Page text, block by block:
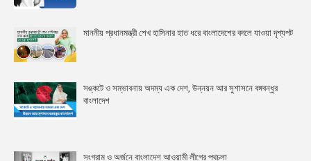
মাননীয় প্রধানমন্ত্রী শেখ হাসিনার হাত ধরে বাংলাদেশের বদলে যাওয়া দৃশ্যপট
সঙ্কটে ও সম্ভাবনায় অদম্য এক দেশ, উন্নয়ন আর সুশাসনে বঙ্গবন্ধুর
বাংলাদেশ
সংগ্রাম ও অর্জনে বাংলাদেশ আওয়ামী লীগের পথচলা